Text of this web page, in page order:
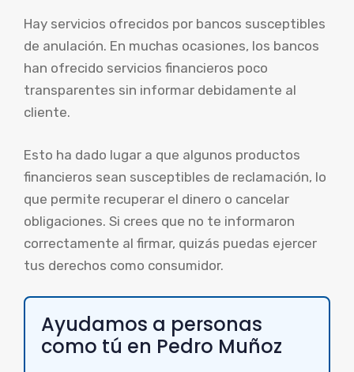
Hay servicios ofrecidos por bancos susceptibles
de anulación. En muchas ocasiones, los bancos
han ofrecido servicios financieros poco
transparentes sin informar debidamente al
cliente.
Esto ha dado lugar a que algunos productos
financieros sean susceptibles de reclamación, lo
que permite recuperar el dinero o cancelar
obligaciones. Si crees que no te informaron
correctamente al firmar, quizás puedas ejercer
tus derechos como consumidor.
Ayudamos a personas
como tú en Pedro Muñoz